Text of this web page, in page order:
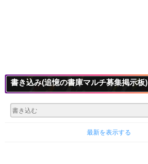
書き込み(追憶の書庫マルチ募集掲示板)
最新を表示する